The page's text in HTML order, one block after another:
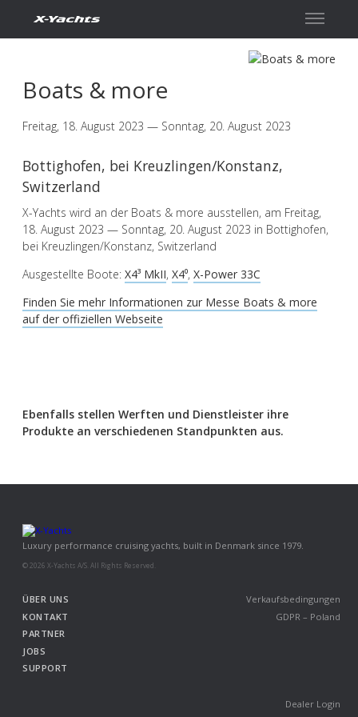
Boats & more
Freitag, 18. August 2023 — Sonntag, 20. August 2023
Bottighofen, bei Kreuzlingen/Konstanz,
Switzerland
X-Yachts wird an der Boats & more ausstellen, am Freitag,
18. August 2023 — Sonntag, 20. August 2023 in Bottighofen,
bei Kreuzlingen/Konstanz, Switzerland
Ausgestellte Boote: X4³ MkII, X4⁰, X-Power 33C
Finden Sie mehr Informationen zur Messe Boats & more
auf der offiziellen Webseite
Ebenfalls stellen Werften und Dienstleister ihre
Produkte an verschiedenen Standpunkten aus.
Luxury performance cruising yachts, built in Denmark since 1979.
© 2026 X-Yachts A/S. All Rights Reserved.
ÜBER UNS
KONTAKT
PARTNER
JOBS
SUPPORT
Dealer Login
Verkaufsbedingungen
GDPR – Poland